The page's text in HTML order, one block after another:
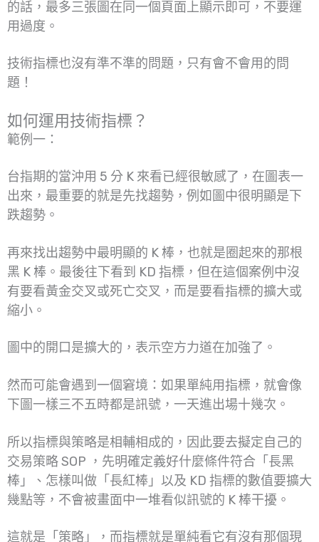
的話，最多三張圖在同一個頁面上顯示即可，不要運
用過度。
技術指標也沒有準不準的問題，只有會不會用的問
題！
如何運用技術指標？
範例一：
台指期的當沖用 5 分 K 來看已經很敏感了，在圖表一
出來，最重要的就是先找趨勢，例如圖中很明顯是下
跌趨勢。
再來找出趨勢中最明顯的 K 棒，也就是圈起來的那根
黑 K 棒。最後往下看到 KD 指標，但在這個案例中沒
有要看黃金交叉或死亡交叉，而是要看指標的擴大或
縮小。
圖中的開口是擴大的，表示空方力道在加強了。
然而可能會遇到一個窘境：如果單純用指標，就會像
下圖一樣三不五時都是訊號，一天進出場十幾次。
所以指標與策略是相輔相成的，因此要去擬定自己的
交易策略 SOP ，先明確定義好什麼條件符合「長黑
棒」、怎樣叫做「長紅棒」以及 KD 指標的數值要擴大
幾點等，不會被畫面中一堆看似訊號的 K 棒干擾。
這就是「策略」，而指標就是單純看它有沒有那個現